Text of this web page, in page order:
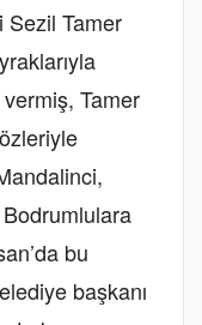
Sezil Tamer
vermiş, Tamer
bu
başkanı